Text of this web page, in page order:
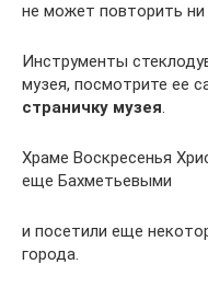
не может повторить
Инструменты
музея, посмотрите ее
страничку музея.
Храме Воскресенья
еще Бахметьевыми
и посетили еще
города.